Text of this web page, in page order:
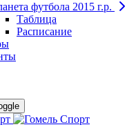
футбола 2015 г.р.
Таблица
Расписание